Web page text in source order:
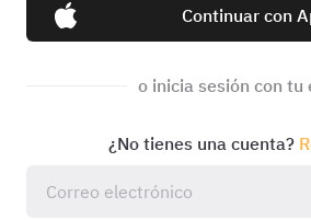
Continuar con
o inicia sesión con tu
¿No tienes una cuenta?